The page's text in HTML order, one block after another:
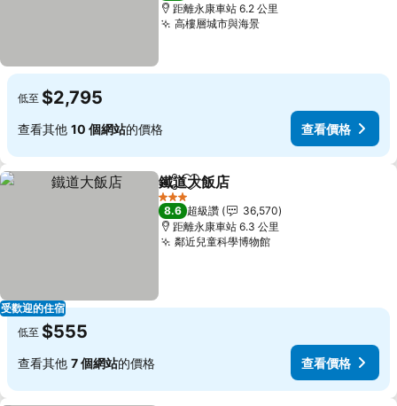
距離永康車站 6.2 公里
高樓層城市與海景
低至 $2,795
查看其他 10 個網站的價格 查看價格
受歡迎的住宿
分享 加入我的最愛
鐵道大飯店
3 星級
8.6 超級讚
36,570
距離永康車站 6.3 公里
鄰近兒童科學博物館
低至 $555
查看其他 7 個網站的價格 查看價格